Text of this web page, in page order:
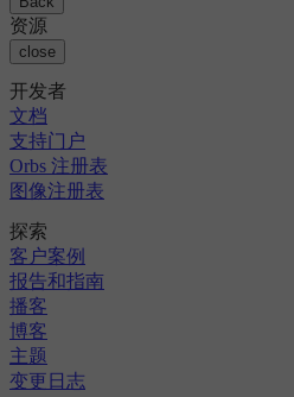
资源
close
开发者
文档
支持门户
Orbs 注册表
图像注册表
探索
客户案例
报告和指南
播客
博客
主题
变更日志